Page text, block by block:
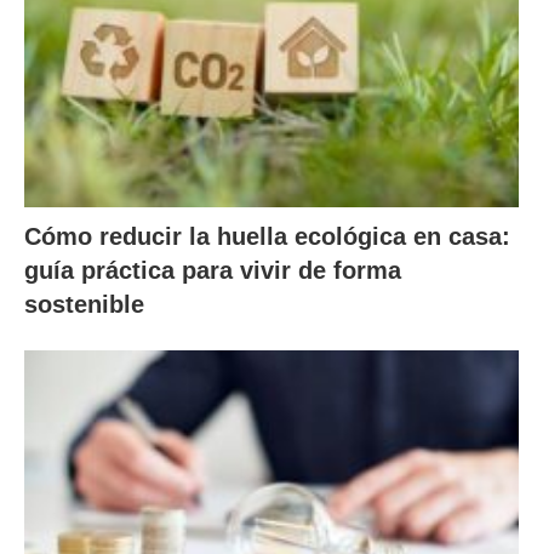
Cómo reducir la huella ecológica en casa:
guía práctica para vivir de forma
sostenible